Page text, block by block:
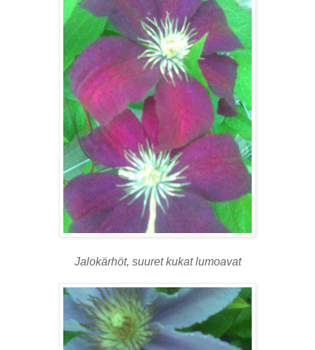
Jalokärhöt, suuret kukat lumoavat